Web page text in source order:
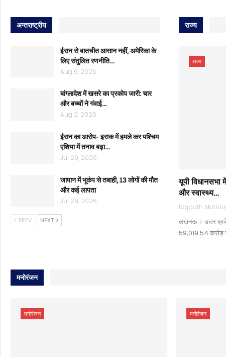
अन्तराष्ट्रीय
ईरान से बातचीत आसान नहीं, अमेरिका के
लिए संतुलित रणनीति…
Aug 6, 2026
बांग्लादेश में खसरे का प्रकोप जारी: चार
और बच्चों ने गंवाई…
Aug 2, 2026
ईरान का आरोप- इराक में हमले कर पश्चिम
एशिया में तनाव बढ़ा…
Jul 29, 2026
जापान में भूकंप से तबाही, 13 लोगों की मौत
और कई लापता
Jul 29, 2026
PREV NEXT
राज्य
राज्य
यूपी
और स्वास्थ्य…
लखनऊ । उत्तर
59,019.54
मनोरंजन
मनोरंजन मनोरंजन